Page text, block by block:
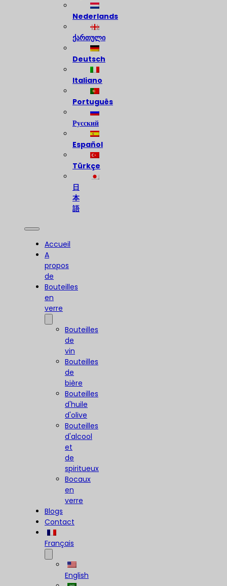
Nederlands
ქართული
Deutsch
Italiano
Português
Русский
Español
Türkçe
日
本
語
Accueil
A
propos
de
Bouteilles
en
verre
Bouteilles
de
vin
Bouteilles
de
bière
Bouteilles
d'huile
d'olive
Bouteilles
d'alcool
et
de
spiritueux
Bocaux
en
verre
Blogs
Contact
Français
English